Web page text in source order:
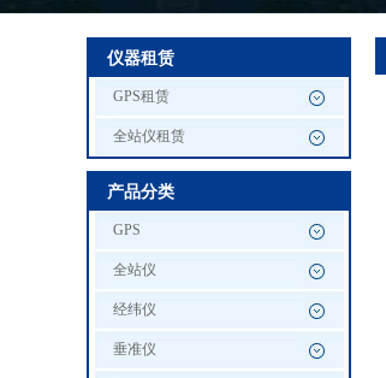
仪器租赁
GPS租赁
全站仪租赁
产品分类
GPS
全站仪
经纬仪
垂准仪